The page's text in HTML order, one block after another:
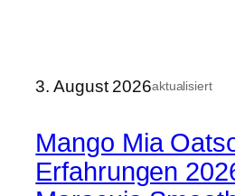
3. August 2026aktualisiert
Mango Mia
Erfahrungen